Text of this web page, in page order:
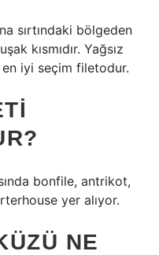
sırtındaki bölgeden
kısmıdır. Yağsız
iyi seçim filetodur.
bonfile, antrikot,
yer alıyor.
NE